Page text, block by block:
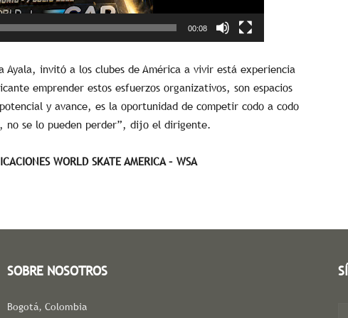
00:08
Ayala, invitó a los clubes de América a vivir está experiencia
emprender estos esfuerzos organizativos, son espacios
y avance, es la oportunidad de competir codo a codo
se lo pueden perder”, dijo el dirigente.
WORLD SKATE AMERICA – WSA
SOBRE NOSOTROS
Bogotá, Colombia